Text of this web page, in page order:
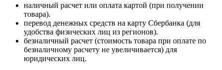
наличный расчет или оплата картой (при получении
товара).
перевод денежных средств на карту Сбербанка (для
удобства физических лиц из регионов).
безналичный расчет (стоимость товара при оплате по
безналичному расчету не увеличивается) для
юридических лиц.